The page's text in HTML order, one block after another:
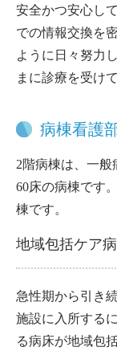
安全かつ安心し
での情報交換を
ように日々努力
まに診療を受け
病棟看護
2階病棟は、一般
60床の病棟です
棟です。
地域包括ケア病
急性期から引き
施設に入所する
る病床が地域包